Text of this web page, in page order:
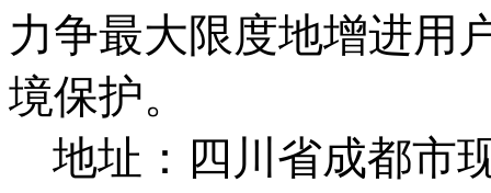
力争最大限度地增进用
境保护。
地址：四川省成都市